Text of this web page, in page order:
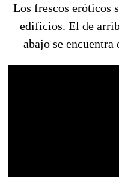
Los frescos eróticos
edificios. El de
abajo se encuentra